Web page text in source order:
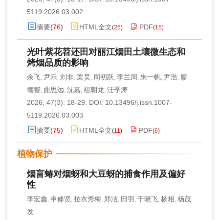
5119.2026.03.002
摘要(76) HTML全文(25) PDF(15)
光叶紫花苕还田对丽江烟田土壤微生态和
烤烟品质的影响
余飞, 尹乐, 刘非, 梁昊, 周初跃, 李兰周 , 朱一帆, 尹浩, 廖
德智, 曲思远, 沈嘉, 祖朝龙, 汪季涛
2026, 47(3): 18-29.
DOI: 10.13496/j.issn.1007-
5119.2026.03.003
摘要(75) HTML全文(11) PDF(6)
植物保护
烟盲蝽对烟蚜和大豆蚜的捕食作用及偏好
性
李宏鑫, 申修贤, 拉衣秀梅, 郑洁, 田羽 , 于晓飞, 杨相, 杨茂
发